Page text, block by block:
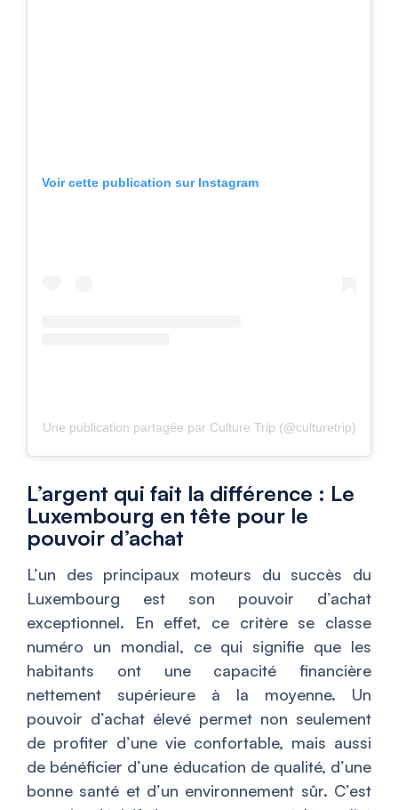
Voir cette publication sur Instagram
Une publication partagée par Culture Trip (@culturetrip)
L’argent qui fait la différence : Le
Luxembourg en tête pour le
pouvoir d’achat
L’un des principaux moteurs du succès du
Luxembourg est son pouvoir d’achat
exceptionnel. En effet, ce critère se classe
numéro un mondial, ce qui signifie que les
habitants ont une capacité financière
nettement supérieure à la moyenne. Un
pouvoir d’achat élevé permet non seulement
de profiter d’une vie confortable, mais aussi
de bénéficier d’une éducation de qualité, d’une
bonne santé et d’un environnement sûr. C’est